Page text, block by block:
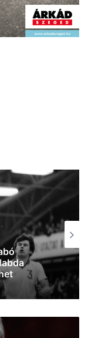
az új